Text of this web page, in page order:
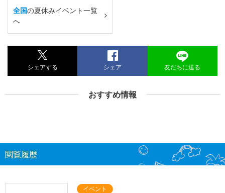
全国の夏休みイベント一覧
へ
シェアする シェア 友だちに送る
おすすめ情報
閲覧履歴